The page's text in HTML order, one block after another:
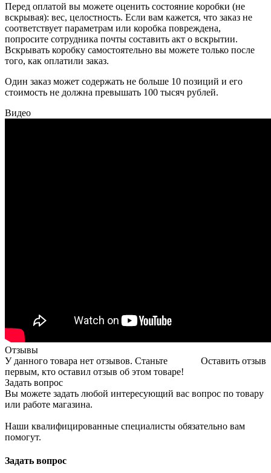
Перед оплатой вы можете оценить состояние коробки (не
вскрывая): вес, целостность. Если вам кажется, что заказ не
соответствует параметрам или коробка повреждена,
попросите сотрудника почты составить акт о вскрытии.
Вскрывать коробку самостоятельно вы можете только после
того, как оплатили заказ.
Один заказ может содержать не больше 10 позиций и его
стоимость не должна превышать 100 тысяч рублей.
Видео
Отзывы
Оставить отзыв
У данного товара нет отзывов. Станьте
первым, кто оставил отзыв об этом товаре!
Задать вопрос
Вы можете задать любой интересующий вас вопрос по товару
или работе магазина.
Наши квалифицированные специалисты обязательно вам
помогут.
Задать вопрос